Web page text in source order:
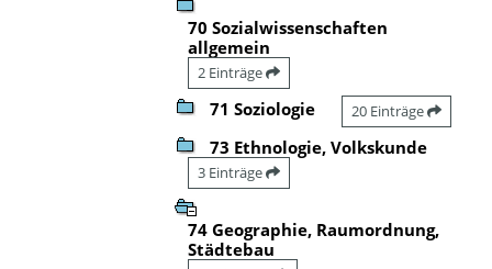
70 Sozialwissenschaften
allgemein
2 Einträge
71 Soziologie 20 Einträge
73 Ethnologie, Volkskunde
3 Einträge
74 Geographie, Raumordnung,
Städtebau